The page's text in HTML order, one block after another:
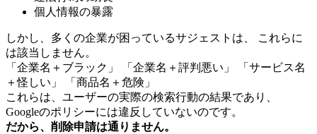
個人情報の暴露
しかし、多くの企業が困っているサジェストは、 これらに
は該当しません。
「企業名＋ブラック」 「企業名＋評判悪い」 「サービス名
＋怪しい」 「商品名＋危険」
これらは、ユーザーの実際の検索行動の結果であり、
Googleのポリシーには違反していないのです。
だから、削除申請は通りません。